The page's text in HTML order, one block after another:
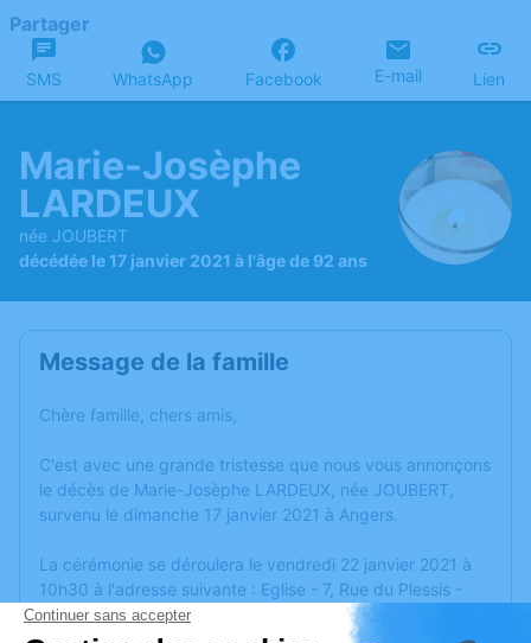
Partager
SMS WhatsApp Facebook E-mail Lien
Marie-Josèphe
LARDEUX
née JOUBERT
décédée le 17 janvier 2021 à l'âge de 92 ans
Message de la famille
Chère famille, chers amis,
C'est avec une grande tristesse que nous vous annonçons
le décès de Marie-Josèphe LARDEUX, née JOUBERT,
survenu le dimanche 17 janvier 2021 à Angers.
La cérémonie se déroulera le vendredi 22 janvier 2021 à
10h30 à l'adresse suivante : Eglise - 7, Rue du Plessis -
49770 La Meignanne.